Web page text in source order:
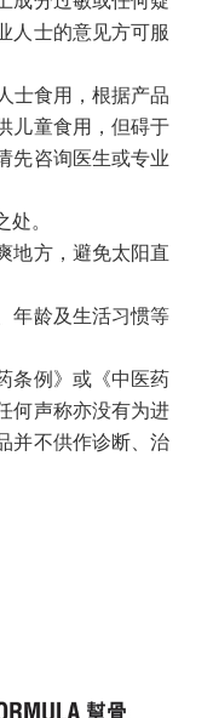
人士的意见方可服
士食用，根据产品
儿童食用，但碍于
先咨询医生或专业
。
地方，避免太阳直
年龄及生活习惯等
条例》或《中医药
何声称亦没有为进
并不供作诊断、治